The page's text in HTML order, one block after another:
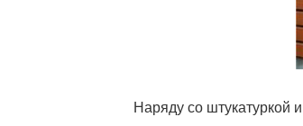
Наряду со штукатуркой